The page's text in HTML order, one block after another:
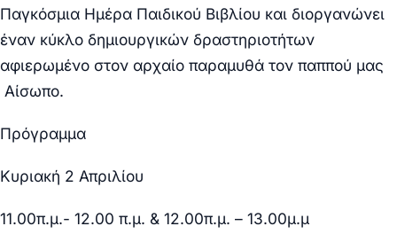
Παγκόσμια Ημέρα Παιδικού Βιβλίου και διοργανώνει
έναν κύκλο δημιουργικών δραστηριοτήτων
αφιερωμένο στον αρχαίο παραμυθά τον παππού μας
Αίσωπο.
Πρόγραμμα
Κυριακή 2 Απριλίου
11.00π.μ.- 12.00 π.μ. & 12.00π.μ. – 13.00μ.μ